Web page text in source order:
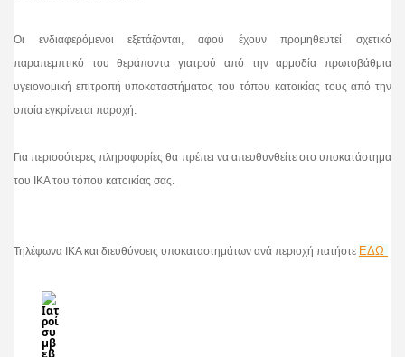
Οι ενδιαφερόμενοι εξετάζονται, αφού έχουν προμηθευτεί σχετικό
παραπεμπτικό του θεράποντα γιατρού από την αρμοδία πρωτοβάθμια
υγειονομική επιτροπή υποκαταστήματος του τόπου κατοικίας τους από την
οποία εγκρίνεται παροχή.
Για περισσότερες πληροφορίες θα πρέπει να απευθυνθείτε στο υποκατάστημα
του ΙΚΑ του τόπου κατοικίας σας.
Τηλέφωνα ΙΚΑ και διευθύνσεις υποκαταστημάτων ανά περιοχή πατήστε ΕΔΩ